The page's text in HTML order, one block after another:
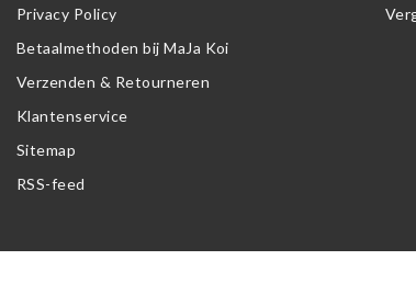
Privacy Policy
Betaalmethoden bij MaJa Koi
Verzenden & Retourneren
Klantenservice
Sitemap
RSS-feed